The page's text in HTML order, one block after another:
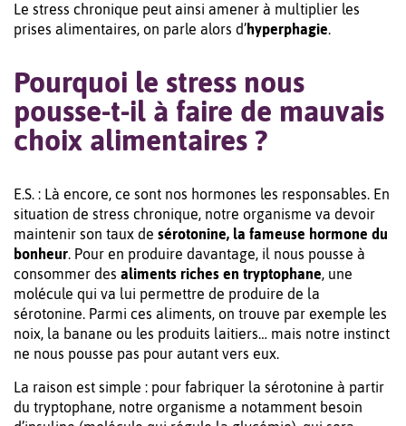
Le stress chronique peut ainsi amener à multiplier les
prises alimentaires, on parle alors d’hyperphagie.
Pourquoi le stress nous
pousse-t-il à faire de mauvais
choix alimentaires ?
E.S. : Là encore, ce sont nos hormones les responsables. En
situation de stress chronique, notre organisme va devoir
maintenir son taux de sérotonine, la fameuse hormone du
bonheur. Pour en produire davantage, il nous pousse à
consommer des aliments riches en tryptophane, une
molécule qui va lui permettre de produire de la
sérotonine. Parmi ces aliments, on trouve par exemple les
noix, la banane ou les produits laitiers… mais notre instinct
ne nous pousse pas pour autant vers eux.
La raison est simple : pour fabriquer la sérotonine à partir
du tryptophane, notre organisme a notamment besoin